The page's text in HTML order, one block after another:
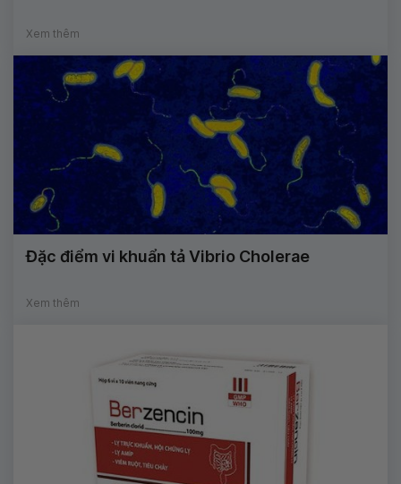
Xem thêm
Đặc điểm vi khuẩn tả Vibrio Cholerae
Xem thêm